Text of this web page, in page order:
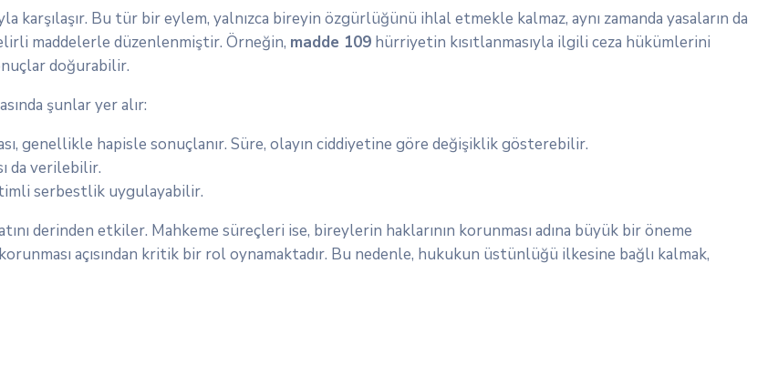
Bu tür bir eylem, yalnızca bireyin özgürlüğünü ihlal etmekle kalmaz, aynı zamanda yasaların da
maddelerle düzenlenmiştir. Örneğin, madde 109 hürriyetin kısıtlanmasıyla ilgili ceza hükümlerini
doğurabilir.
şunlar yer alır:
genellikle hapisle sonuçlanır. Süre, olayın ciddiyetine göre değişiklik gösterebilir.
da verilebilir.
serbestlik uygulayabilir.
derinden etkiler. Mahkeme süreçleri ise, bireylerin haklarının korunması adına büyük bir öneme
açısından kritik bir rol oynamaktadır. Bu nedenle, hukukun üstünlüğü ilkesine bağlı kalmak,